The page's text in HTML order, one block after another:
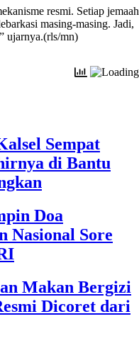
resmi. Setiap jemaah
masing-masing. Jadi,
ujarnya.(rls/mn)
Sempat
di Bantu
Doa
Nasional Sore
Makan Bergizi
Dicoret dari